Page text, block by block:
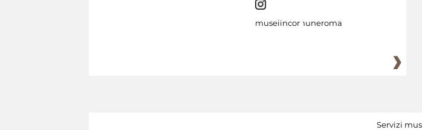
museiincomuneroma
Servizi